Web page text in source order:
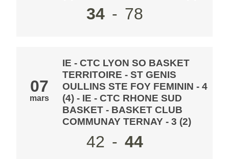
34 - 78
07
mars
IE - CTC LYON SO BASKET
TERRITOIRE - ST GENIS
OULLINS STE FOY FEMININ - 4
(4) - IE - CTC RHONE SUD
BASKET - BASKET CLUB
COMMUNAY TERNAY - 3 (2)
42 - 44